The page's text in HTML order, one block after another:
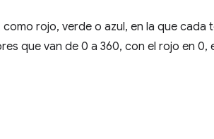
rojo, verde o azul, en la que cada
que van de 0 a 360, con el rojo en 0,